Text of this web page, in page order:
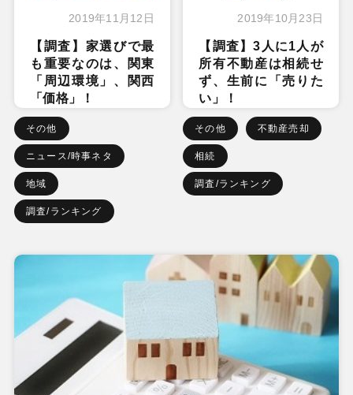
2019年11月12日
【調査】家選びで最
も重要なのは、関東
「周辺環境」、関西
「価格」！
その他
ニュース/時事ネタ
地域
調査/ランキング
2019年10月23日
【調査】3人に1人が
所有不動産は相続せ
ず、生前に「売りた
い」！
その他 不動産売却
相続
調査/ランキング